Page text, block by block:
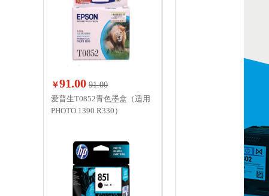
￥91.00 91.00
爱普生T0852青色墨盒（适用
PHOTO 1390 R330）